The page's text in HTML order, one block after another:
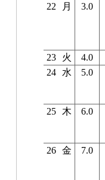
22
月 3.0
23
火 4.0
24
水 5.0
25
木 6.0
26 金 7.0